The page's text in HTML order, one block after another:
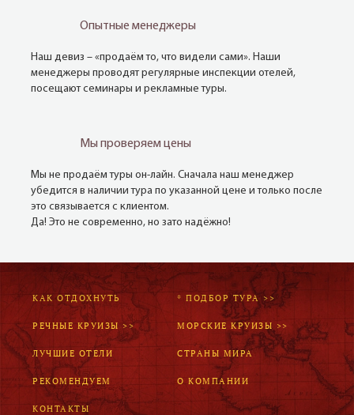
Опытные менеджеры
Наш девиз – «продаём то, что видели сами». Наши
менеджеры проводят регулярные инспекции отелей,
посещают семинары и рекламные туры.
Мы проверяем цены
Мы не продаём туры он-лайн. Сначала наш менеджер
убедится в наличии тура по указанной цене и только после
это связывается с клиентом.
Да! Это не современно, но зато надёжно!
КАК ОТДОХНУТЬ * ПОДБОР ТУРА >>
РЕЧНЫЕ КРУИЗЫ >> МОРСКИЕ КРУИЗЫ >>
ЛУЧШИЕ ОТЕЛИ СТРАНЫ МИРА
РЕКОМЕНДУЕМ О КОМПАНИИ
КОНТАКТЫ